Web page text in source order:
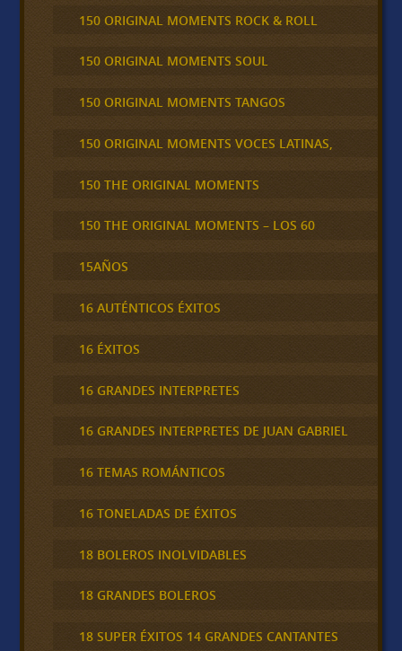
150 ORIGINAL MOMENTS ROCK & ROLL
150 ORIGINAL MOMENTS SOUL
150 ORIGINAL MOMENTS TANGOS
150 ORIGINAL MOMENTS VOCES LATINAS,
150 THE ORIGINAL MOMENTS
150 THE ORIGINAL MOMENTS – LOS 60
15AÑOS
16 AUTÉNTICOS ÉXITOS
16 ÉXITOS
16 GRANDES INTERPRETES
16 GRANDES INTERPRETES DE JUAN GABRIEL
16 TEMAS ROMÁNTICOS
16 TONELADAS DE ÉXITOS
18 BOLEROS INOLVIDABLES
18 GRANDES BOLEROS
18 SUPER ÉXITOS 14 GRANDES CANTANTES